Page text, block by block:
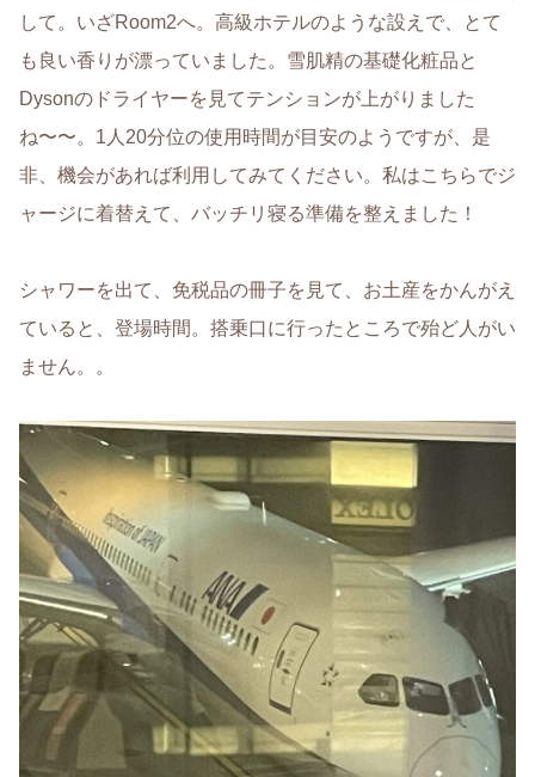
して。いざRoom2へ。高級ホテルのような設えで、とて
も良い香りが漂っていました。雪肌精の基礎化粧品と
Dysonのドライヤーを見てテンションが上がりました
ね〜〜。1人20分位の使用時間が目安のようですが、是
非、機会があれば利用してみてください。私はこちらでジ
ャージに着替えて、バッチリ寝る準備を整えました！
シャワーを出て、免税品の冊子を見て、お土産をかんがえ
ていると、登場時間。搭乗口に行ったところで殆ど人がい
ません。。